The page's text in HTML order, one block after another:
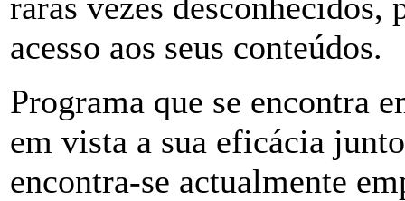
acesso aos seus conteúdos.
Programa que se encontra
em vista a sua eficácia
encontra-se actualmente